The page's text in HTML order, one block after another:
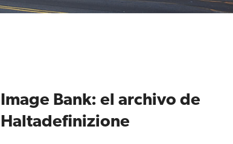
Image Bank: el archivo de
Haltadefinizione